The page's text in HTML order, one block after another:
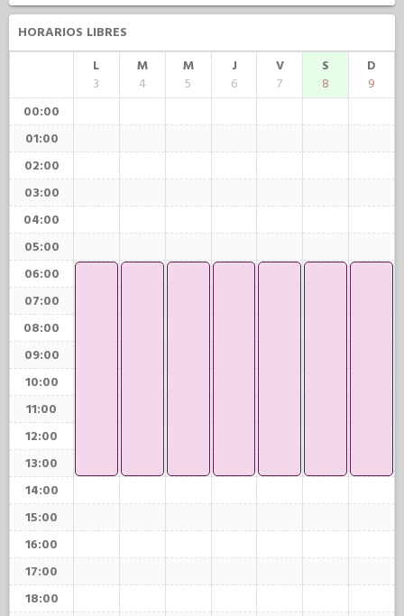
HORARIOS LIBRES
L
3
M
4
M
5
J
6
V
7
S
8
D
9
00:00
01:00
02:00
03:00
04:00
05:00
06:00
07:00
08:00
09:00
10:00
11:00
12:00
13:00
14:00
15:00
16:00
17:00
18:00